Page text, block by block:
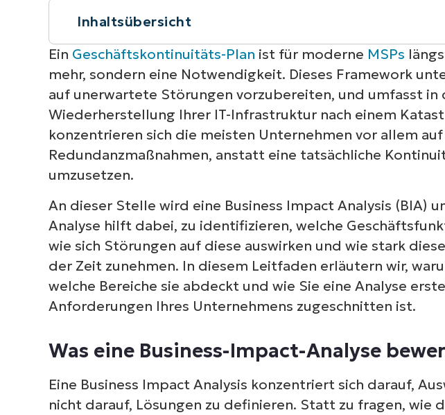
Inhaltsübersicht
Kurzüberblick
Was eine Business-Impact-Analyse bewertet
Business-Impact-Planung im Vergleich zur Disaster-
Wie eine BIA Kontinuitätsentscheidungen unterstützt
Wie sich eine BIA auf Ihr Unternehmen auswirkt
BIA als fortlaufenden Prozess behandeln
Zusätzliche Überlegungen
Häufig auftretende Probleme
Wie NinjaOne unterstützen kann
Proaktiver Schutz durch eine Risikobewertung für die
Ein Geschäftskontinuitäts-Plan ist für moderne MSPs
mehr, sondern eine Notwendigkeit. Dieses Framework
auf unerwartete Störungen vorzubereiten, und umfasst in
Wiederherstellung Ihrer IT-Infrastruktur nach einem
konzentrieren sich die meisten Unternehmen vor allem
Redundanzmaßnahmen, anstatt eine tatsächliche
umzusetzen.
An dieser Stelle wird eine Business Impact Analysis (BIA)
Analyse hilft dabei, zu identifizieren, welche
wie sich Störungen auf diese auswirken und wie stark
der Zeit zunehmen. In diesem Leitfaden erläutern wir,
welche Bereiche sie abdeckt und wie Sie eine Analyse
Anforderungen Ihres Unternehmens zugeschnitten ist.
Was eine Business-Impact-Analyse
Eine Business Impact Analysis konzentriert sich darauf,
nicht darauf, Lösungen zu definieren. Statt zu fragen, wie